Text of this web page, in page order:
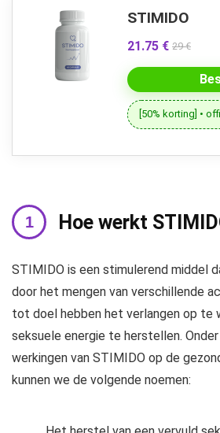
STIMIDO
21.75 € 29 €
[50% korting] •
Hoe werkt
STIMIDO is een stimulerend middel
door het mengen van verschillende
tot doel hebben het verlangen op te
seksuele energie te herstellen.
werkingen van STIMIDO op de
kunnen we de volgende noemen: